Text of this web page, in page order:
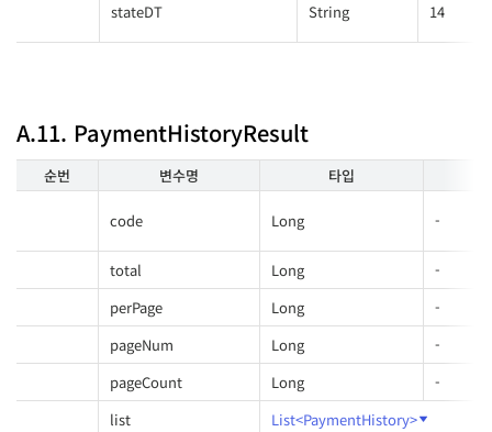
stateDT String 14
A.11. PaymentHistoryResult
순번 변수명 타입
code Long -
total Long
-
perPage
Long
-
pageNum
Long
-
pageCount
Long
-
list
List<PaymentHistory>